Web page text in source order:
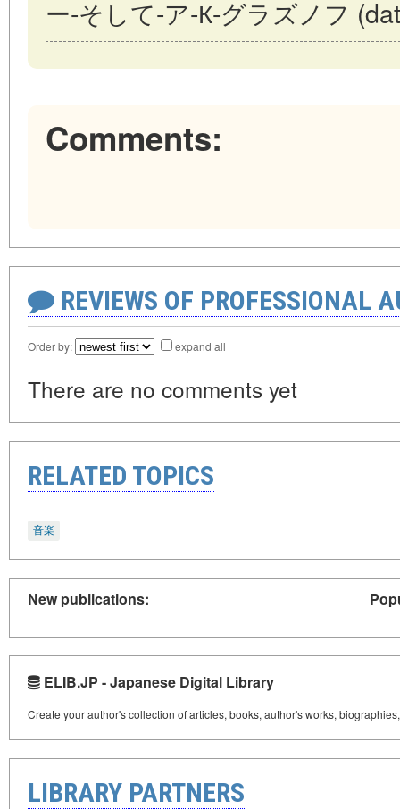
ー-そして-ア-К-グラズノフ
Comments:
REVIEWS OF PROFESSIONAL
Order by: expand all
There are no comments yet
RELATED TOPICS
音楽
New publications:
ELIB.JP - Japanese Digital Library
Create your author's collection of articles, books, author's works,
LIBRARY PARTNERS